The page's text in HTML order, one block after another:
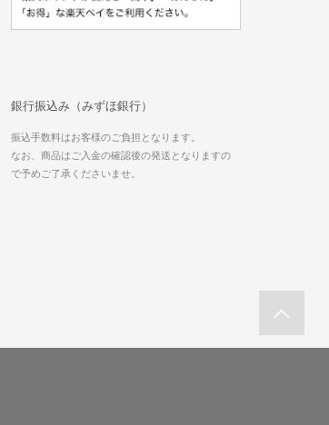
銀行振込み（みずほ銀行）
振込手数料はお客様のご負担となります。
なお、商品はご入金の確認後の発送となりますの
で予めご了承くださいませ。